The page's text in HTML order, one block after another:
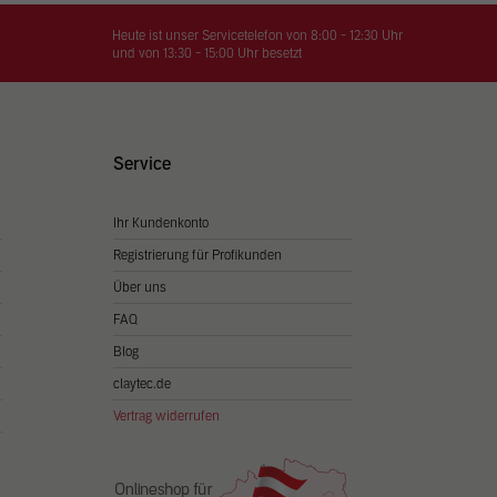
Heute ist unser Servicetelefon von 8:00 - 12:30 Uhr
und von 13:30 - 15:00 Uhr besetzt
Service
Ihr Kundenkonto
Registrierung für Profikunden
Über uns
FAQ
Blog
claytec.de
Vertrag widerrufen
Sie